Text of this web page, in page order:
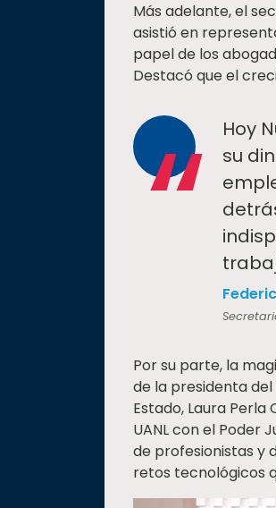
Más adelante, el
asistió en
papel de los
Destacó que el
“
Hoy
su
Por su parte, la
de la presidenta
Estado, Laura
UANL con el Poder
de profesionistas y
retos tecnológicos